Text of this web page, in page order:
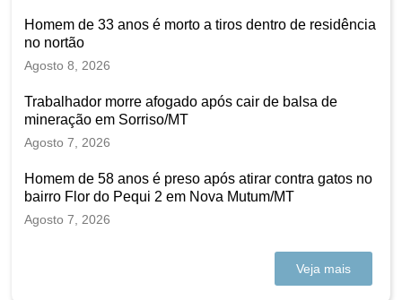
Homem de 33 anos é morto a tiros dentro de residência
no nortão
Agosto 8, 2026
Trabalhador morre afogado após cair de balsa de
mineração em Sorriso/MT
Agosto 7, 2026
Homem de 58 anos é preso após atirar contra gatos no
bairro Flor do Pequi 2 em Nova Mutum/MT
Agosto 7, 2026
Veja mais